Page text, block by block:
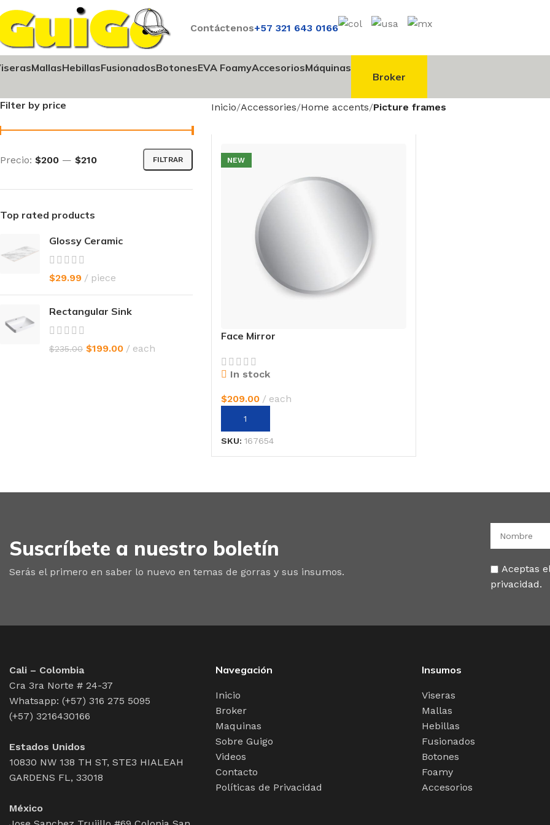
Contáctenos+57 321 643 0166
MallasHebillasFusionadosBotonesEVA FoamyAccesoriosMáquinas
Broker
Filter by price
FILTRAR
Precio: $200 — $210
Top rated products
Glossy Ceramic
$29.99 piece
Rectangular Sink
$235.00 $199.00 each
Inicio Accessories Home accents Picture frames
NEW
Face Mirror
In stock
$209.00 each
AÑADIR AL CARRITO
SKU: 167654
Suscríbete a nuestro boletín
Serás el primero en saber lo nuevo en temas de gorras y sus insumos.
Aceptas
privacidad.
Cali – Colombia
Cra 3ra Norte # 24-37
Whatsapp: (+57) 316 275 5095
(+57) 3216430166
Estados Unidos
10830 NW 138 TH ST, STE3 HIALEAH
GARDENS FL, 33018
México
Navegación
Inicio
Broker
Maquinas
Sobre Guigo
Videos
Contacto
Políticas de Privacidad
Insumos
Viseras
Mallas
Hebillas
Fusionados
Botones
Foamy
Accesorios